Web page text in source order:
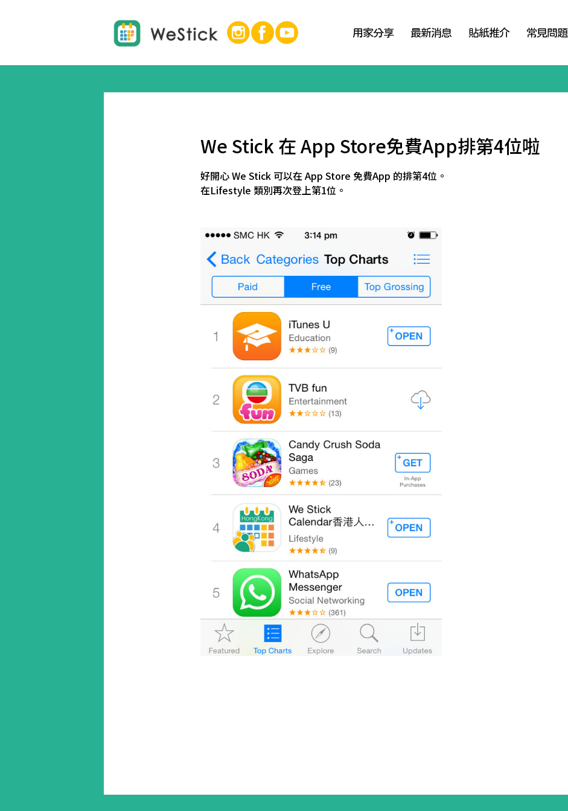
用家分享 最新消息 貼紙推介 常見問題
We Stick 在 App Store免費App排第4位啦
好開心 We Stick 可以在 App Store 免費App 的排第4位。
在Lifestyle 類別再次登上第1位。